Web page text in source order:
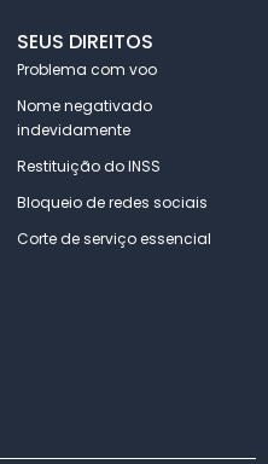
SEUS DIREITOS
Problema com voo
Nome negativado
indevidamente
Restituição do INSS
Bloqueio de redes sociais
Corte de serviço essencial